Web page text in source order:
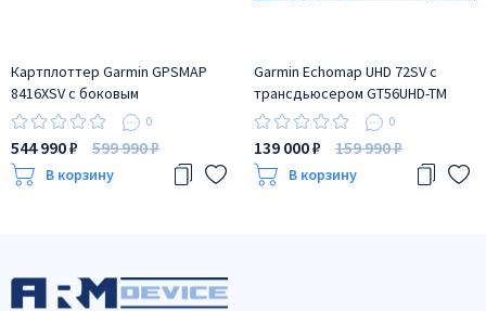
Картплоттер Garmin GPSMAP
8416XSV с боковым
сканированием и
ультравысокой детализацией
0
544 990 ₽ 599 990 ₽
В корзину
Garmin Echomap UHD 72SV с
трансдьюсером GT56UHD-TM
0
139 000 ₽ 159 990 ₽
В корзину